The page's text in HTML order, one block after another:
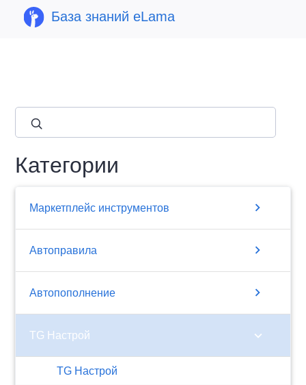
База знаний eLama
Категории
Маркетплейс инструментов chevron_right
Автоправила chevron_right
Автопополнение chevron_right
TG Настрой chevron_right
TG Настрой